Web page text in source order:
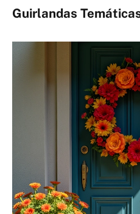
Guirlandas